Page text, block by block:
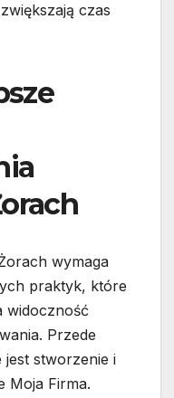
czas
wymaga
praktyk, które
widoczność
Przede
jest stworzenie i
Moja Firma.